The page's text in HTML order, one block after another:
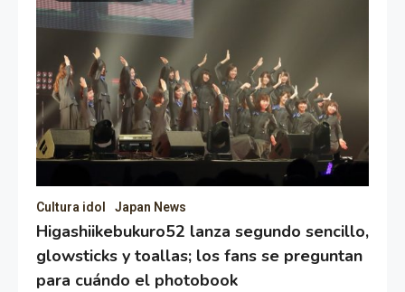
Cultura idol Japan News
Higashiikebukuro52 lanza segundo sencillo,
glowsticks y toallas; los fans se preguntan
para cuándo el photobook